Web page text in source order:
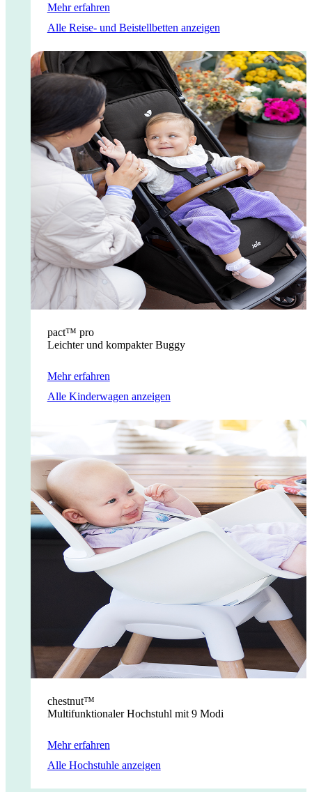
Mehr erfahren
Alle Reise- und Beistellbetten anzeigen
pact™ pro
Leichter und kompakter Buggy
Mehr erfahren
Alle Kinderwagen anzeigen
chestnut™
Multifunktionaler Hochstuhl mit 9 Modi
Mehr erfahren
Alle Hochstuhle anzeigen